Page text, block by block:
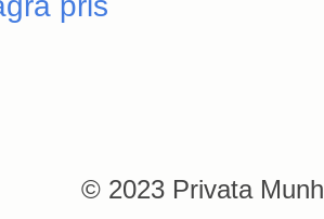
© 2023 Privata